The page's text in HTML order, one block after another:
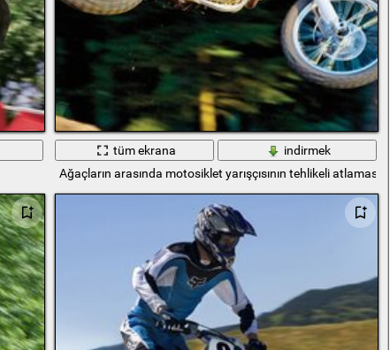
tüm ekrana
indirmek
Ağaçların arasında motosiklet yarışçısının tehlikeli atlaması